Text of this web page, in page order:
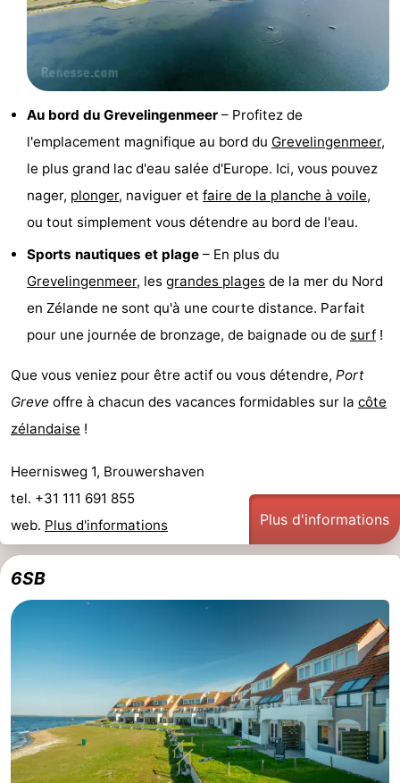
de
Terrains
jeux
intérieures
Bowling
de
mini-
golf
de
bien-
être
Villages
villes
Nature
Visites
guidées
Sports
-
Faire
du
vélo
-
Randonnée
-
Équitation
-
Terrains
-
Peche
Sportive
Equitation
Immersion
Observation
Au bord du Grevelingenmeer – Profitez de
l'emplacement magnifique au bord du Grevelingenmeer,
le plus grand lac d'eau salée d'Europe. Ici, vous pouvez
nager, plonger, naviguer et faire de la planche à voile,
ou tout simplement vous détendre au bord de l'eau.
Sports nautiques et plage – En plus du
Grevelingenmeer, les grandes plages de la mer du Nord
en Zélande ne sont qu'à une courte distance. Parfait
pour une journée de bronzage, de baignade ou de surf !
Que vous veniez pour être actif ou vous détendre, Port
Greve offre à chacun des vacances formidables sur la côte
zélandaise !
Heernisweg 1, Brouwershaven
tel. +31 111 691 855
web. Plus d'informations Plus d'informations
6SB